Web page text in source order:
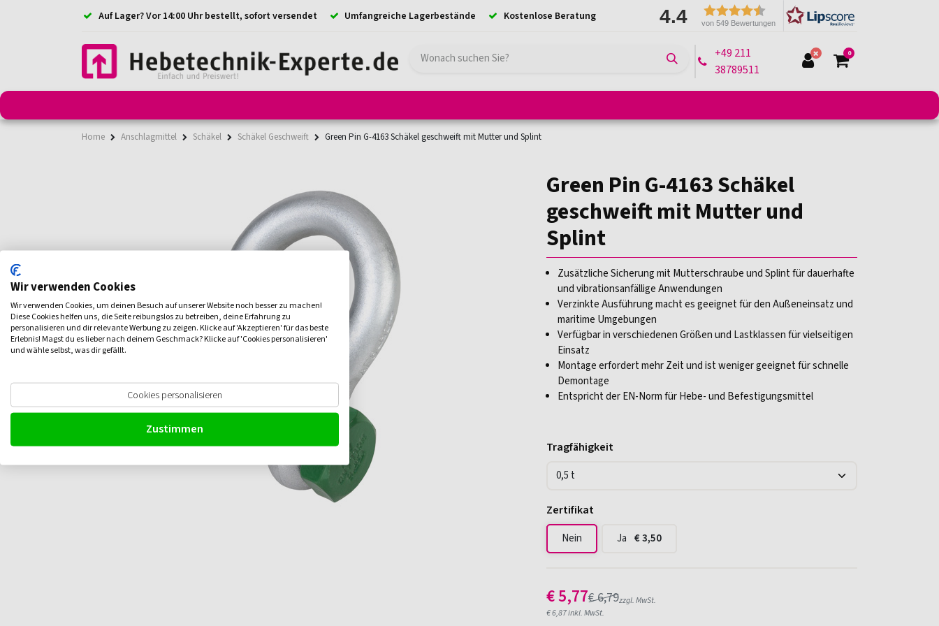
Auf Lager? Vor 14:00 Uhr bestellt, sofort versendet Umfangreiche Lagerbestände Kostenlose Beratung 4.4 von 549 Bewertungen
+49 211
38789511
0
Home Anschlagmittel Schäkel Schäkel Geschweift Green Pin G-4163 Schäkel geschweift mit Mutter und Splint
Green Pin G-4163 Schäkel
geschweift mit Mutter und
Splint
Zusätzliche Sicherung mit Mutterschraube und Splint für dauerhafte
und vibrationsanfällige Anwendungen
Verzinkte Ausführung macht es geeignet für den Außeneinsatz und
maritime Umgebungen
Verfügbar in verschiedenen Größen und Lastklassen für vielseitigen
Einsatz
Montage erfordert mehr Zeit und ist weniger geeignet für schnelle
Demontage
Entspricht der EN-Norm für Hebe- und Befestigungsmittel
Tragfähigkeit
Zertifikat
Nein Ja €3,50
€5,77€6,79zzgl. MwSt.
€6,87inkl. MwSt.
Wir verwenden Cookies
Wir verwenden Cookies, um deinen Besuch auf unserer Website noch besser zu machen!
Diese Cookies helfen uns, die Seite reibungslos zu betreiben, deine Erfahrung zu
personalisieren und dir relevante Werbung zu zeigen. Klicke auf 'Akzeptieren' für das beste
Erlebnis! Magst du es lieber nach deinem Geschmack? Klicke auf 'Cookies personalisieren'
und wähle selbst, was dir gefällt.
Cookies personalisieren
Zustimmen